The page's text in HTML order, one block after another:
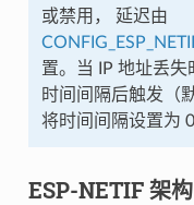
或禁用， 延迟由
置。当 IP 地址丢
时间间隔后触发（
将时间间隔设置为
ESP-NETIF 架构